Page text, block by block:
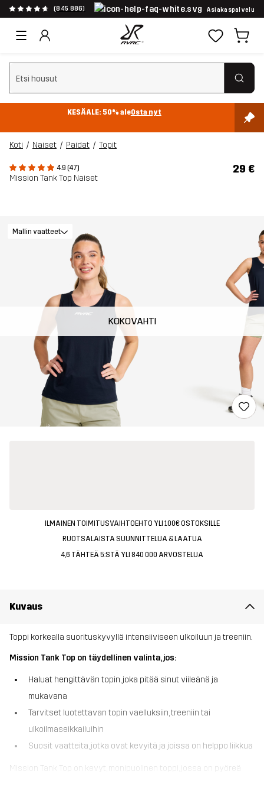
(845 886) Asiakaspalvelu
Tyhjennä haku
KESÄALE: 50% aleOsta nyt
Koti Naiset Paidat Topit
4.9 (47)
Mission Tank Top Naiset
29 €
KOKOVAHTI
Mallin vaatteet
ILMAINEN TOIMITUSVAIHTOEHTO YLI 100€ OSTOKSILLE
RUOTSALAISTA SUUNNITTELUA & LAATUA
4,6 TÄHTEÄ 5:STÄ YLI 840 000 ARVOSTELUA
Kuvaus
Toppi korkealla suorituskyvyllä intensiiviseen ulkoiluun ja treeniin.
Mission Tank Top on täydellinen valinta, jos:
Haluat hengittävän topin, joka pitää sinut viileänä ja
mukavana
Tarvitset luotettavan topin vaelluksiin, treeniin tai
ulkoilmaseikkailuihin
Suosit vaatteita, jotka ovat kevyitä ja joissa on helppo liikkua
Mission Tank Top on kevyt, monipuolinen toppi, jossa on pyöreä